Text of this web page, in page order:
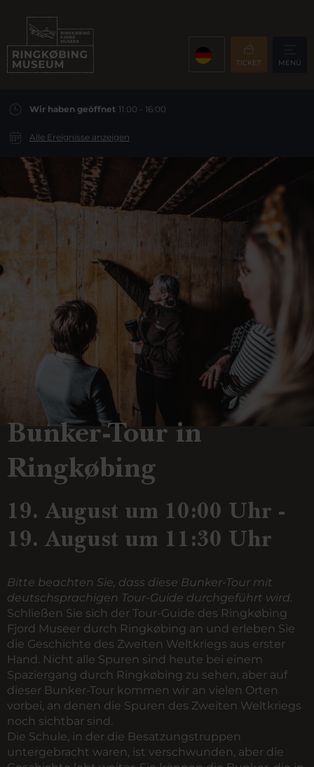
TICKET MENÜ
Wir haben geöffnet 11:00 - 16:00
Alle Ereignisse anzeigen
Bunker-Tour in
Ringkøbing
19. August um 10:00 Uhr -
19. August um 11:30 Uhr
Bitte beachten Sie, dass diese Bunker-Tour mit
deutschsprachigen Tour-Guide durchgeführt wird.
Schließen Sie sich der Tour-Guide des Ringkøbing
Fjord Museer durch Ringkøbing an und erleben Sie
die Geschichte des Zweiten Weltkriegs aus erster
Hand. Nicht alle Spuren sind heute bei einem
Spaziergang durch Ringkøbing zu sehen, aber auf
dieser Bunker-Tour kommen wir an vielen Orten
vorbei, an denen die Spuren des Zweiten Weltkriegs
noch sichtbar sind.
Die Schule, in der die Besatzungstruppen
untergebracht waren, ist verschwunden, aber die